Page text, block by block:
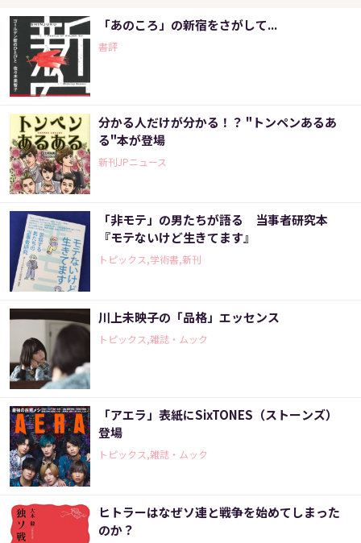
「あのころ」の新宿をさがして...
書評
分かる人だけが分かる！？ "トンペンあるあ
る"本が登場
新刊JPニュース
「非モテ」の男たちが語る 当事者研究本
『モテないけど生きてます』
トピックス,学術書,新刊
川上未映子の「品格」エッセンス
トピックス,雑誌・ムック
「アエラ」表紙にSixTONES（ストーンズ）
登場
トピックス,雑誌・ムック
ヒトラーはなぜソ連と戦争を始めてしまった
のか？